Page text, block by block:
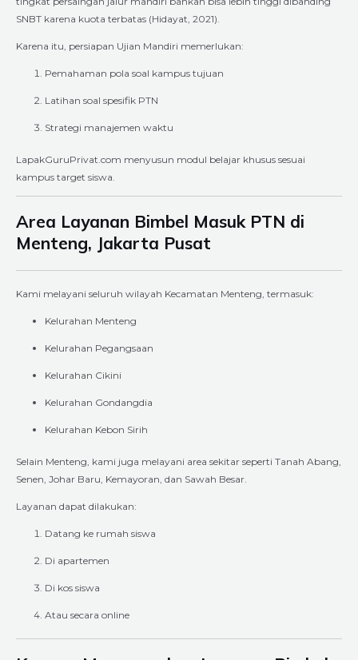
SNBT karena kuota terbatas (Hidayat, 2021).
Karena itu, persiapan Ujian Mandiri memerlukan:
Pemahaman pola soal kampus tujuan
Latihan soal spesifik PTN
Strategi manajemen waktu
LapakGuruPrivat.com menyusun modul belajar khusus sesuai
kampus target siswa.
Area Layanan Bimbel Masuk PTN di
Menteng, Jakarta Pusat
Kami melayani seluruh wilayah Kecamatan Menteng, termasuk:
Kelurahan Menteng
Kelurahan Pegangsaan
Kelurahan Cikini
Kelurahan Gondangdia
Kelurahan Kebon Sirih
Selain Menteng, kami juga melayani area sekitar seperti Tanah Abang,
Senen, Johar Baru, Kemayoran, dan Sawah Besar.
Layanan dapat dilakukan:
Datang ke rumah siswa
Di apartemen
Di kos siswa
Atau secara online